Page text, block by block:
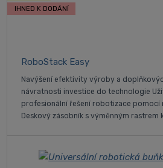
RoboStack Easy
Navýšení efektivity výroby a
návratnosti investice do technologie
profesionální řešení robotizace
Deskový zásobník s výměnným rastrem
IHNED K DODÁNÍ